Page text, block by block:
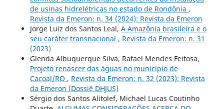
de usinas hidrelétricas no estado de Rondônia ,
Revista da Emeron: n. 34 (2024): Revista da Emeron
Jorge Luiz dos Santos Leal, A Amazônia brasileira e o
seu caráter transnacional , Revista da Emeron: n. 31
(2023)
Glenda Albuquerque Silva, Rafael Mendes Feitosa,
Projeto renascer das águas no município de
Cacoal/RO , Revista da Emeron: n. 32 (2023): Revista
da Emeron (Dossiê DHJUS)
Sérgio dos Santos Alitolef, Michael Lucas Coutinho